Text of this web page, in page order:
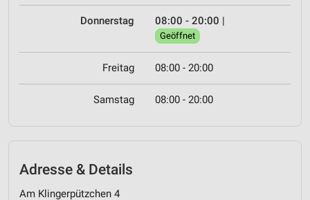
Donnerstag 08:00 - 20:00 |
Geöffnet
Freitag 08:00 - 20:00
Samstag 08:00 - 20:00
Adresse & Details
Am Klingerpützchen 4